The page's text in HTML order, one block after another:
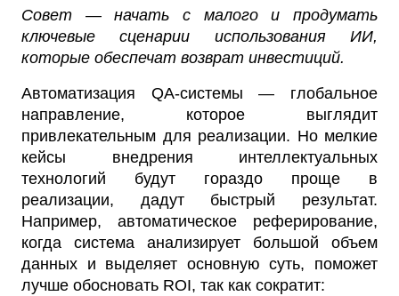
Совет — начать с малого и продумать
ключевые сценарии использования ИИ,
которые обеспечат возврат инвестиций.
Автоматизация QA-системы — глобальное
направление, которое выглядит
привлекательным для реализации. Но мелкие
кейсы внедрения интеллектуальных
технологий будут гораздо проще в
реализации, дадут быстрый результат.
Например, автоматическое реферирование,
когда система анализирует большой объем
данных и выделяет основную суть, поможет
лучше обосновать ROI, так как сократит: